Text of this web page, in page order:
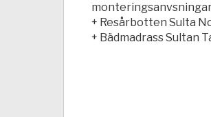
+ Resårbotten Sulta
+ Bädmadrass Sultan